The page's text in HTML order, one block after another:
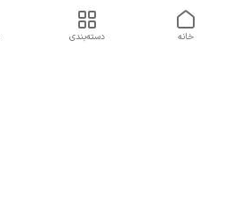
دسته‌بندی خانه